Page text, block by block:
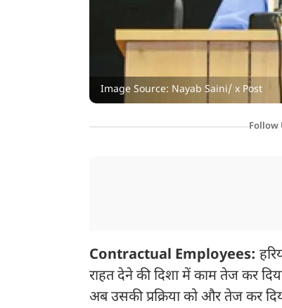
Image Source: Nayab Saini/ x Post
Follow
Contractual Employees:
राहत देने की दिशा में काम तेज कर
अब उसकी प्रक्रिया को और तेज कर